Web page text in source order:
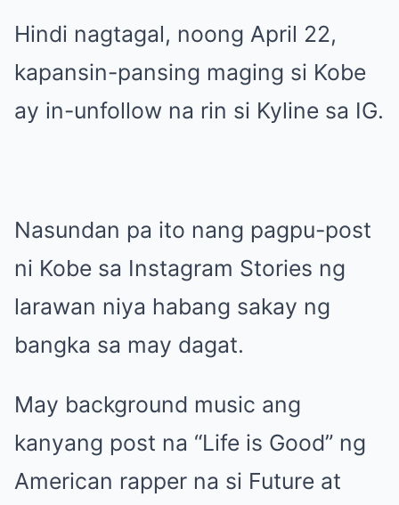
Hindi nagtagal, noong April 22,
kapansin-pansing maging si Kobe
ay in-unfollow na rin si Kyline sa IG.
Nasundan pa ito nang pagpu-post
ni Kobe sa Instagram Stories ng
larawan niya habang sakay ng
bangka sa may dagat.
May background music ang
kanyang post na “Life is Good” ng
American rapper na si Future at